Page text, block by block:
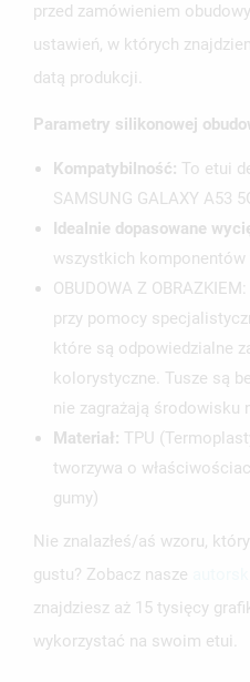
przed zamówieniem
ustawień, w których
datą produkcji.
Parametry silikonowej
Kompatybilność: To etui
SAMSUNG GALAXY A53
Idealnie dopasowane
wszystkich komponentów
OBUDOWA Z
przy pomocy
które są odpowiedzialne
kolorystyczne. Tusze są
nie zagrażają środowisku
Materiał: TPU
tworzywa o
gumy)
Nie znalazłeś/aś wzoru,
gustu? Zobacz nasze
znajdziesz aż 15 tysięcy
wykorzystać na swoim etui.